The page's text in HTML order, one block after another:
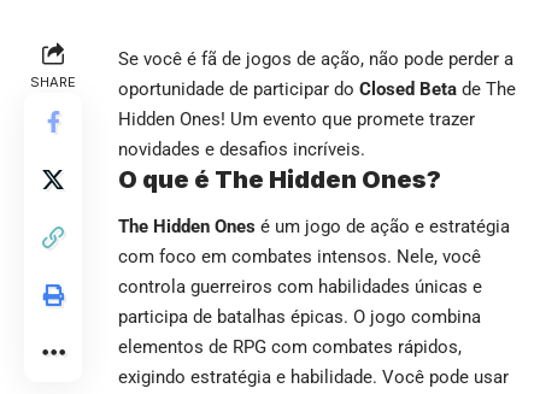
SHARE
Se você é fã de jogos de ação, não pode perder a
oportunidade de participar do Closed Beta de The
Hidden Ones! Um evento que promete trazer
novidades e desafios incríveis.
O que é The Hidden Ones?
The Hidden Ones é um jogo de ação e estratégia
com foco em combates intensos. Nele, você
controla guerreiros com habilidades únicas e
participa de batalhas épicas. O jogo combina
elementos de RPG com combates rápidos,
exigindo estratégia e habilidade. Você pode usar